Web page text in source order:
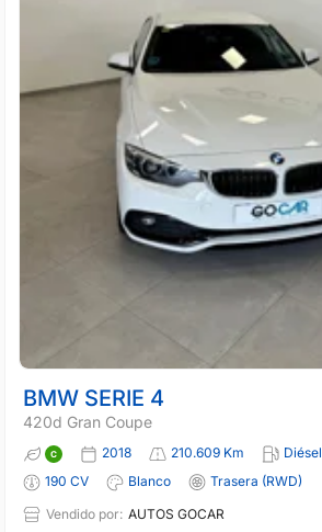
BMW SERIE 4
420d Gran Coupe
2018 210.609 Km Diésel
190 CV
Blanco
Trasera (RWD)
Vendido por: AUTOS GOCAR